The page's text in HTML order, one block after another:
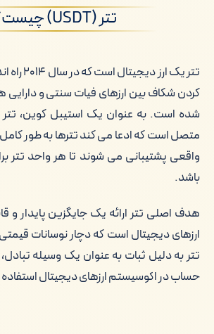
تتر (USDT) چیست؟
تتر یک ارز
کردن شکاف بین ارزهای فیات سنتی و
شده است. به عنوان یک استیبل کوین، تتر
متصل است که ادعا می کند تترها به طور کامل
واقعی پشتیبانی می شوند تا هر واحد تتر
باشد.
هدف اصلی تتر ارائه یک جایگزین پایدار و
ارزهای دیجیتال است که دچار نوسانات
تتر به دلیل ثبات به عنوان یک وسیله
حساب در اکوسیستم ارزهای دیجیتال